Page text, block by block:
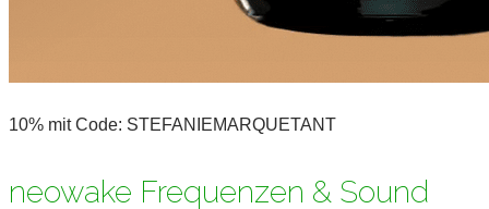
10% mit Code: STEFANIEMARQUETANT
neowake Frequenzen & Sound